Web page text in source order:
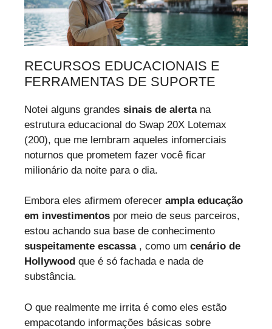
RECURSOS EDUCACIONAIS E
FERRAMENTAS DE SUPORTE
Notei alguns grandes sinais de alertana
estrutura educacional do Swap 20X Lotemax
(200), que me lembram aqueles infomerciais
noturnos que prometem fazer você ficar
milionário da noite para o dia.
Embora eles afirmem oferecer ampla educação
em investimentos por meio de seus parceiros,
estou achando sua base de conhecimento
suspeitamente escassa, como um cenário de
Hollywood que é só fachada e nada de
substância.
O que realmente me irrita é como eles estão
empacotando informações básicas sobre